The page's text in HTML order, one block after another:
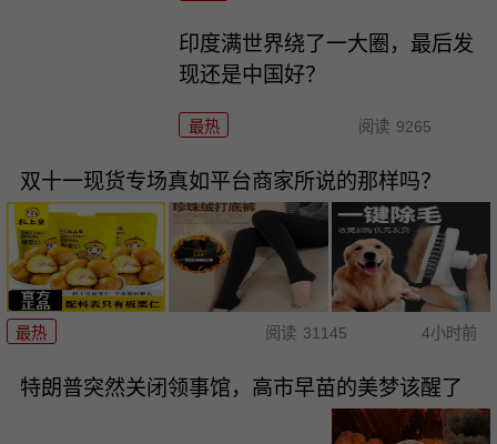
印度满世界绕了一大圈，最后发
现还是中国好？
最热 阅读 9265
双十一现货专场真如平台商家所说的那样吗？
最热 阅读 31145 4小时前
特朗普突然关闭领事馆，高市早苗的美梦该醒了